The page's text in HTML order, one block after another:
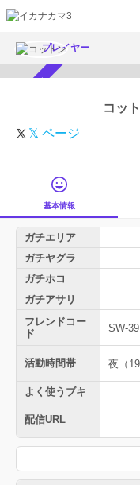
プレイヤー
コッ
𝕏 ページ
基本情報
ガチエリア
ガチヤグラ
ガチホコ
ガチアサリ
フレンドコー
ド
SW-
活動時間帯 夜（19
よく使うブキ
配信URL